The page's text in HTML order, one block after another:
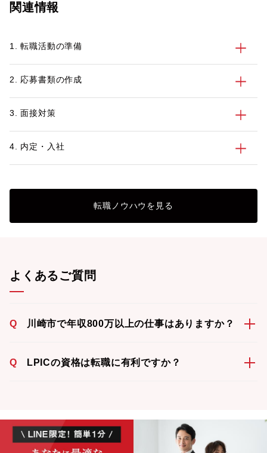
関連情報
1. 転職活動の準備
2. 応募書類の作成
3. 面接対策
4. 内定・入社
転職ノウハウを見る
よくあるご質問
Q 川崎市で年収800万以上の仕事はありますか？
Q LPICの資格は転職に有利ですか？